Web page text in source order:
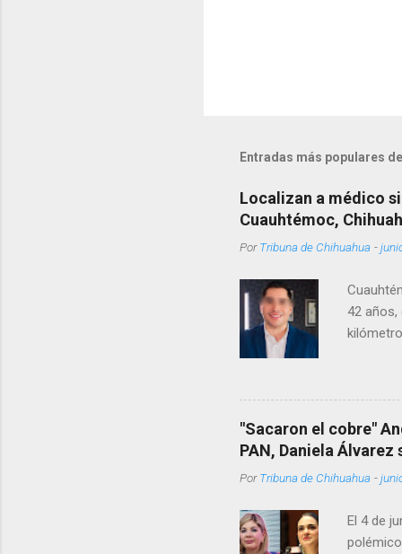
Entradas más populares
Localizan a médico
Cuauhtémoc,
PorTribuna de Chihuahua -
42 años,
Rotario
"Sacaron el cobre"
PAN, Daniela
PorTribuna de Chihuahua -
El 4 de